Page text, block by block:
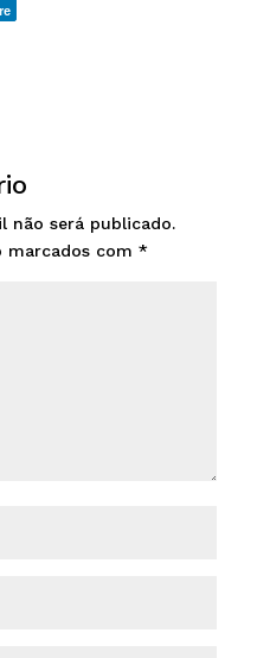
não será publicado.
marcados com *